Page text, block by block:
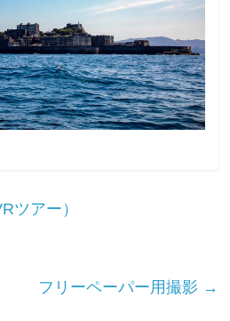
ツアー）
フリーペーパー用撮影 →